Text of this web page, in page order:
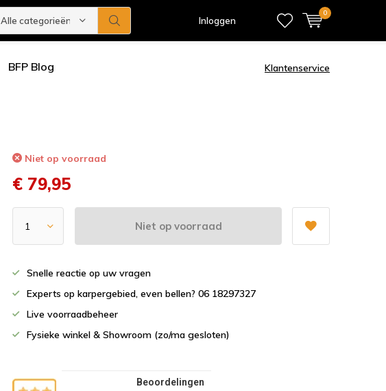
Alle categorieën Inloggen
0
BFP Blog Klantenservice
Niet op voorraad
€ 79,95
Niet op voorraad
Snelle reactie op uw vragen
Experts op karpergebied, even bellen? 06 18297327
Live voorraadbeheer
Fysieke winkel & Showroom (zo/ma gesloten)
Beoordelingen